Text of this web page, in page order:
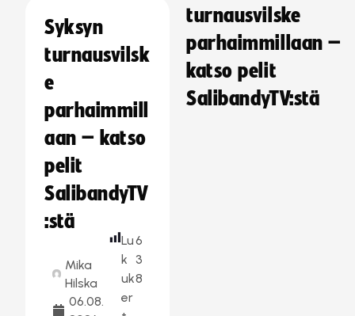
Syksyn
turnausvilsk
e
parhaimmill
aan – katso
pelit
SalibandyTV
:stä
Mika
Hilska
06.08.
Lu
k
uk
er
6
3
8
turnausvilske
parhaimmillaan –
katso pelit
SalibandyTV:stä